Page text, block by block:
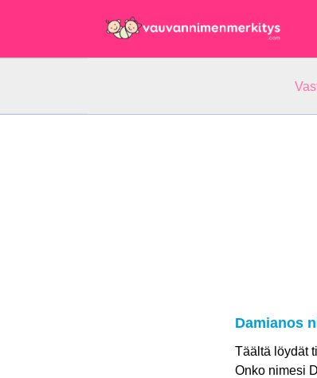
Damianos
Täältä löydät
Onko nimesi